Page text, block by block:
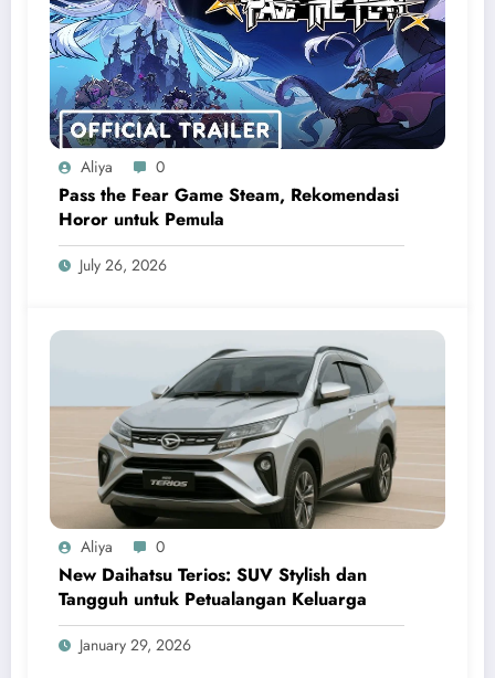
Aliya 0
Pass the Fear Game Steam, Rekomendasi
Horor untuk Pemula
July 26, 2026
Aliya 0
New Daihatsu Terios: SUV Stylish dan
Tangguh untuk Petualangan Keluarga
January 29, 2026